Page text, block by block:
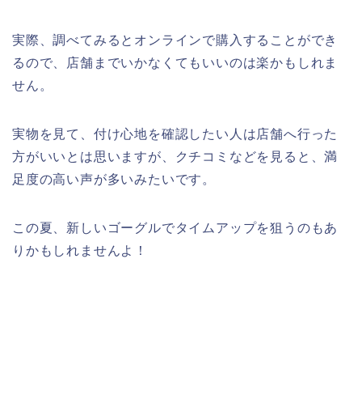
実際、調べてみるとオンラインで購入することができ
るので、店舗までいかなくてもいいのは楽かもしれま
せん。
実物を見て、付け心地を確認したい人は店舗へ行った
方がいいとは思いますが、クチコミなどを見ると、満
足度の高い声が多いみたいです。
この夏、新しいゴーグルでタイムアップを狙うのもあ
りかもしれませんよ！